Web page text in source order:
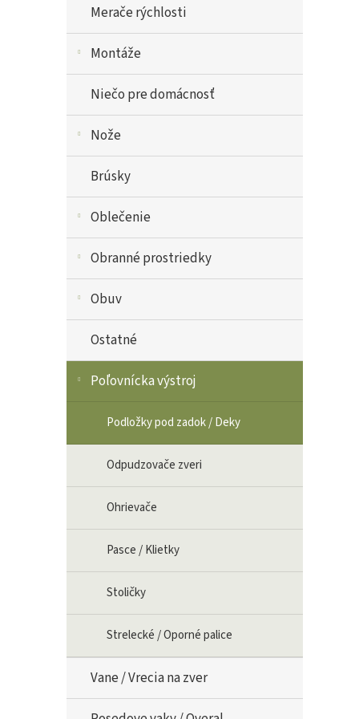
Merače rýchlosti
Montáže
Niečo pre domácnosť
Nože
Brúsky
Oblečenie
Obranné prostriedky
Obuv
Ostatné
Poľovnícka výstroj
Podložky pod zadok / Deky
Odpudzovače zveri
Ohrievače
Pasce / Klietky
Stoličky
Strelecké / Oporné palice
Vane / Vrecia na zver